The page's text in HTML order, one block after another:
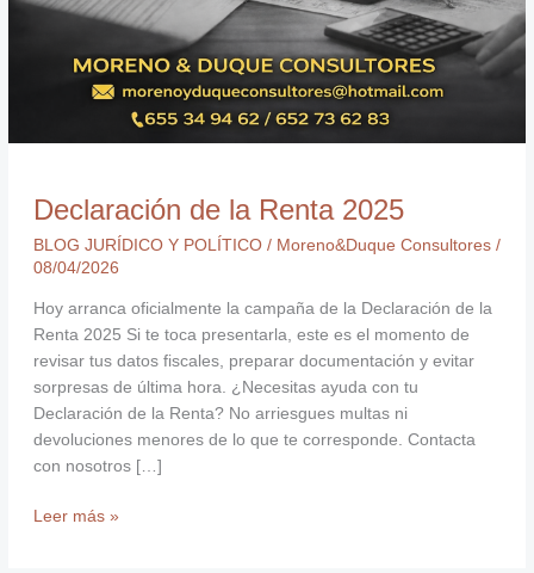
Declaración de la Renta 2025
BLOG JURÍDICO Y POLÍTICO/ Moreno&Duque Consultores /
08/04/2026
Hoy arranca oficialmente la campaña de la Declaración de la
Renta 2025 Si te toca presentarla, este es el momento de
revisar tus datos fiscales, preparar documentación y evitar
sorpresas de última hora. ¿Necesitas ayuda con tu
Declaración de la Renta? No arriesgues multas ni
devoluciones menores de lo que te corresponde. Contacta
con nosotros […]
Leer más »